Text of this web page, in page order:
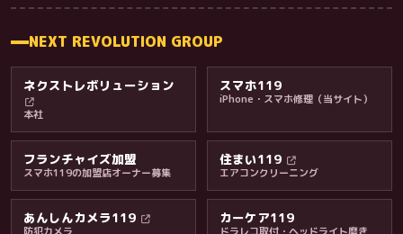
NEXT REVOLUTION GROUP
ネクストレボリューション
本社
スマホ119
iPhone・スマホ修理（当サイト）
フランチャイズ加盟
スマホ119の加盟店オーナー募集
住まい119
エアコンクリーニング
あんしんカメラ119 カーケア119